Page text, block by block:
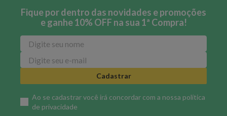
Fique por dentro das novidades e promoções
e ganhe 10% OFF na sua 1ª Compra!
Cadastrar
Ao se cadastrar você irá concordar com a nossa política
de privacidade